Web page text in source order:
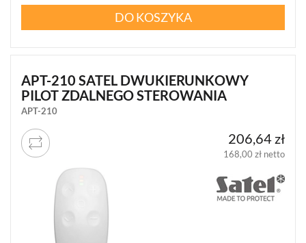
(14)
DSC
(22)
POWERG
DO KOSZYKA
APT-210 SATEL DWUKIERUNKOWY
PILOT ZDALNEGO STEROWANIA
APT-210
206,64 zł
168,00 zł netto